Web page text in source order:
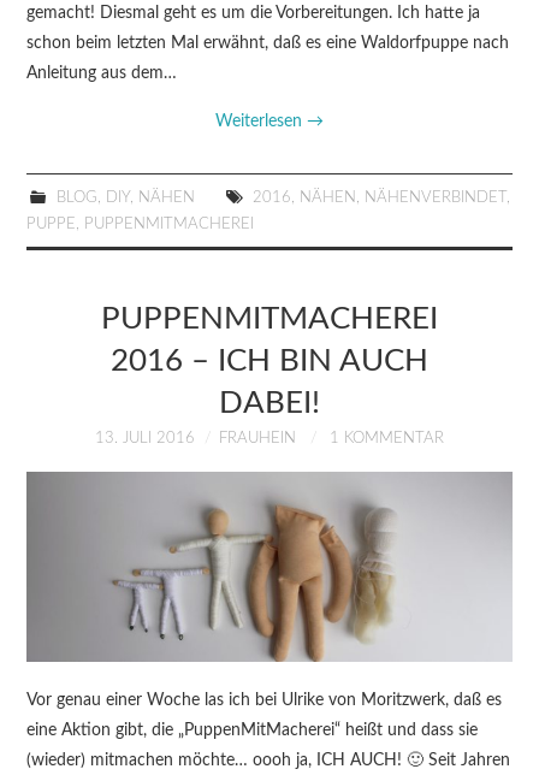
gemacht! Diesmal geht es um die Vorbereitungen. Ich hatte ja
schon beim letzten Mal erwähnt, daß es eine Waldorfpuppe nach
Anleitung aus dem…
Weiterlesen →
BLOG DIY, NÄHEN 2016 NÄHEN NÄHENVERBINDET
PUPPE
PUPPENMITMACHEREI
PUPPENMITMACHEREI
2016 – ICH BIN AUCH
DABEI!
13. JULI 2016 FRAUHEIN 1 KOMMENTAR
Vor genau einer Woche las ich bei Ulrike von Moritzwerk, daß es
eine Aktion gibt, die „PuppenMitMacherei“ heißt und dass sie
(wieder) mitmachen möchte… oooh ja, ICH AUCH! 🙂 Seit Jahren